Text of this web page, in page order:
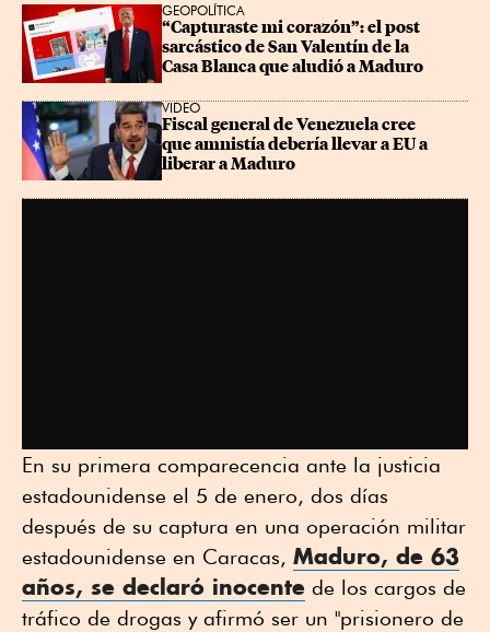
GEOPOLÍTICA
“Capturaste mi corazón”: el post
sarcástico de San Valentín de la
Casa Blanca que aludió a Maduro
VIDEO
Fiscal general de Venezuela cree
que amnistía debería llevar a EU a
liberar a Maduro
En su primera comparecencia ante la justicia
estadounidense el 5 de enero, dos días
después de su captura en una operación militar
estadounidense en Caracas, Maduro, de 63
años, se declaró inocente de los cargos de
tráfico de drogas y afirmó ser un "prisionero de